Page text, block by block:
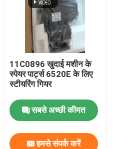
11C0896 खुदाई मशीन के
स्पेयर पार्ट्स 6520E के लिए
स्टीयरिंग गियर
सबसे अच्छी कीमत
हमसे संपर्क करें